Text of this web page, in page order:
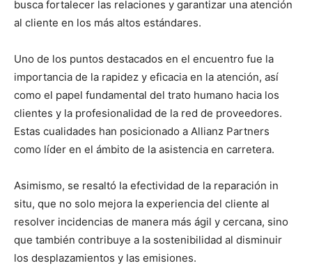
busca fortalecer las relaciones y garantizar una atención
al cliente en los más altos estándares.
Uno de los puntos destacados en el encuentro fue la
importancia de la rapidez y eficacia en la atención, así
como el papel fundamental del trato humano hacia los
clientes y la profesionalidad de la red de proveedores.
Estas cualidades han posicionado a Allianz Partners
como líder en el ámbito de la asistencia en carretera.
Asimismo, se resaltó la efectividad de la reparación in
situ, que no solo mejora la experiencia del cliente al
resolver incidencias de manera más ágil y cercana, sino
que también contribuye a la sostenibilidad al disminuir
los desplazamientos y las emisiones.